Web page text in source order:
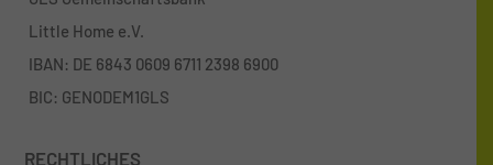
Little Home e.V.
IBAN: DE 6843 0609 6711 2398 6900
BIC: GENODEM1GLS
RECHTLICHES